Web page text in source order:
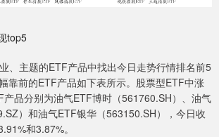
top5
、主题的ETF产品中找出今日走势行情排名前5
靠前的ETF产品如下表所示。股票型ETF中涨
产品分别为油气ETF博时（561760.SH）、油气
）和油气ETF银华（563150.SH），今日收
和3.87%。